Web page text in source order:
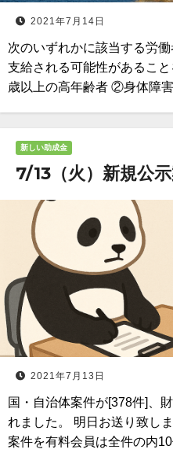
2021年7月14日
次のいずれかに該当する労
支給される可能性があるこ
歳以上の高年齢者 ②身体障
新しい助成金
7/13（火）新規公
2021年7月13日
国・自治体案件が[378件]、
れました。 明日お送り致し
案件を有料会員は全件の内